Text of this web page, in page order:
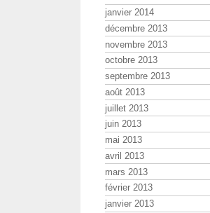
janvier 2014
décembre 2013
novembre 2013
octobre 2013
septembre 2013
août 2013
juillet 2013
juin 2013
mai 2013
avril 2013
mars 2013
février 2013
janvier 2013